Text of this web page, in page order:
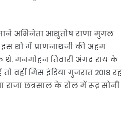
अभिनेता आशुतोष राणा मुगल
शो में प्राणनाथजी की अहम
थे. मनमोहन तिवारी अंगद राय के
वहीं मिस इंडिया गुजरात 2018 रह
छत्रसाल के रोल में रूद्र सोनी